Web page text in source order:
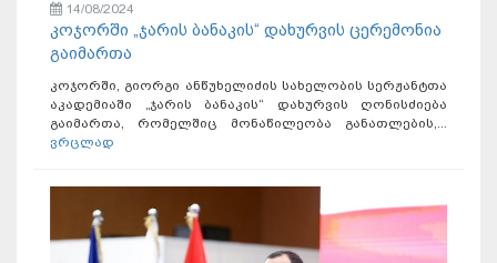
14/08/2024
კოჯორში „ჯარის ბანაკის“ დახურვის ცერემონია
გაიმართა
კოჯორში, გიორგი ანწუხელიძის სახელობის სერჟანტთა
აკადემიაში „ჯარის ბანაკის“ დახურვის ღონისძიება
გაიმართა, რომელშიც მონაწილეობა განათლების,...
ვრცლად